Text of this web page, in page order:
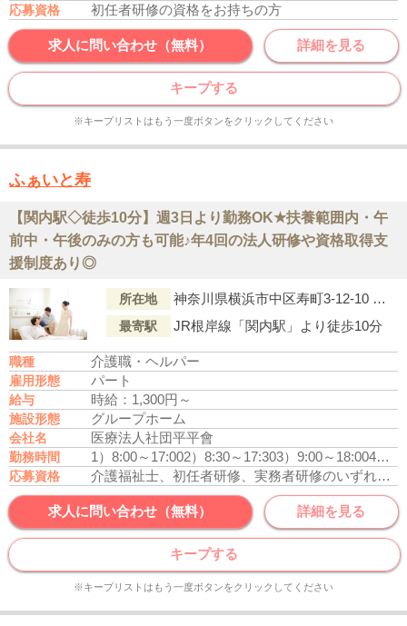
応募資格 初任者研修の資格をお持ちの方
求人に問い合わせ（無料） 詳細を見る
キープする
※キープリストはもう一度ボタンをクリックしてください
ふぁいと寿
【関内駅◇徒歩10分】週3日より勤務OK★扶養範囲内・午
前中・午後のみの方も可能♪年4回の法人研修や資格取得支
援制度あり◎
所在地 神奈川県横浜市中区寿町3-12-10 寿洛ﾋﾞﾙ1F1号室
最寄駅 JR根岸線「関内駅」より徒歩10分
職種 介護職・ヘルパー
雇用形態 パート
給与 時給：1,300円～
施設形態 グループホーム
会社名 医療法人社団平平會
勤務時間 1）8:00～17:002）8:30～17:303）9:00～18:004）9:00～13:00
応募資格 介護福祉士、初任者研修、実務者研修のいずれかの資格をお持ちの方
求人に問い合わせ（無料） 詳細を見る
キープする
※キープリストはもう一度ボタンをクリックしてください